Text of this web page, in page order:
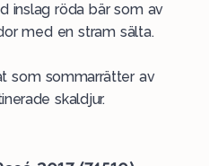
inslag röda bär som av
med en stram sälta.
som sommarrätter av
skaldjur.